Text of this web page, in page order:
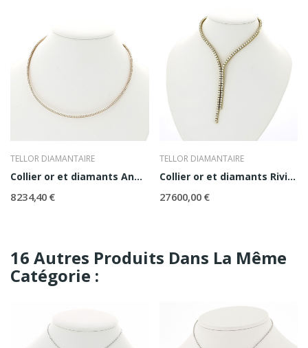
TELLOR DIAMANTAIRE
Collier or et diamants Angelina
8 234,40 €
TELLOR DIAMANTAIRE
Collier or et diamants Rivière
27 600,00 €
16 Autres Produits Dans La Même
Catégorie :